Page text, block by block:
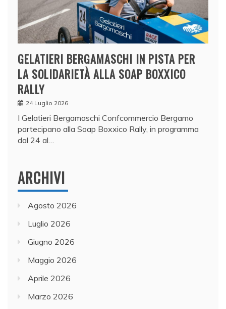
GELATIERI BERGAMASCHI IN PISTA PER
LA SOLIDARIETÀ ALLA SOAP BOXXICO
RALLY
24 Luglio 2026
I Gelatieri Bergamaschi Confcommercio Bergamo
partecipano alla Soap Boxxico Rally, in programma
dal 24 al…
ARCHIVI
Agosto 2026
Luglio 2026
Giugno 2026
Maggio 2026
Aprile 2026
Marzo 2026